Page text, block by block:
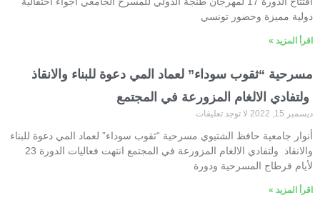
دولية مميزة وحضور تونسي
اقرأ المزيد »
مسرحية “ثقوب سوداء” لعماد المي دعوة للبناء والانقاذ
ولتفادي الالغام المزورعة في المجتمع
ديسمبر 15, 2022 لا توجد تعليقات
أنوار جامعية حافظ الشتيوي مسرحية “ثقوب سوداء” لعماد المي دعوة للبناء
والانقاذ ولتفادي الالغام المزورعة في المجتمع انتهت فعاليات الدورة 23
لأيام قرطاج المسرحية ودورة
اقرأ المزيد »